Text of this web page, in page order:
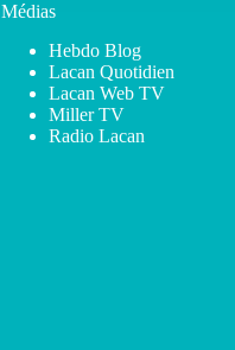
Médias
Hebdo Blog
Lacan Quotidien
Lacan Web TV
Miller TV
Radio Lacan